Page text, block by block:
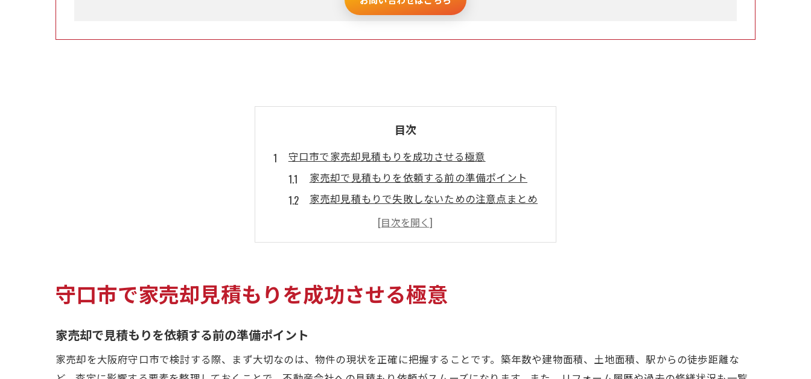
目次
守口市で家売却見積もりを成功させる極意
家売却で見積もりを依頼する前の準備ポイント
家売却見積もりで失敗しないための注意点まとめ
家売却の相場を知ることが成功への第一歩
家売却の実績豊富な会社に相談するべき理由
家売却に適した見積もり方法を知るなら
家売却の見積もり依頼で押さえるべき手順
家売却に役立つ一括見積もりサービスの特徴
守口市で家売却見積もりを成功させる極意
家売却で見積もりを依頼する前の準備ポイント
家売却を大阪府守口市で検討する際、まず大切なのは、物件の現状を正確に把握することです。築年数や建物面積、土地面積、駅からの徒歩距離な